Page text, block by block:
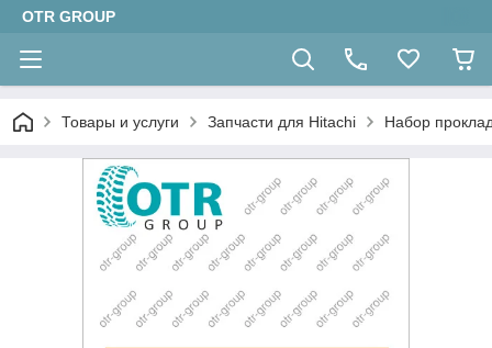
OTR GROUP
Товары и услуги Запчасти для Hitachi Набор